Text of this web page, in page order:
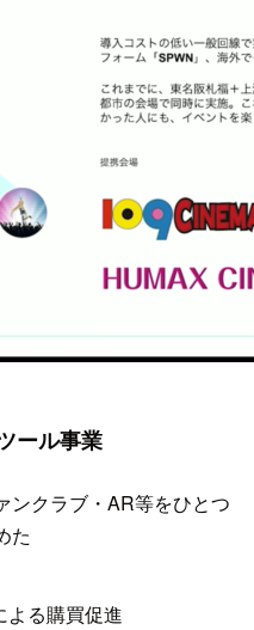
ール事業
ンクラブ・AR等をひとつ
た
よる購買促進